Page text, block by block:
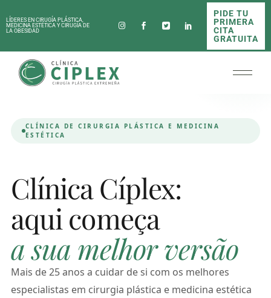
to
theLÍDERES EN CIRUGÍA PLÁSTICA,
MEDICINA ESTÉTICA Y CIRUGÍA DE
LA OBESIDAD
PIDE TU
PRIMERA
CITA
GRATUITA
CLÍNICA DE CIRURGIA PLÁSTICA E MEDICINA
ESTÉTICA
Clínica Cíplex:
aqui começa
a sua melhor versão
Mais de 25 anos a cuidar de si com os melhores
especialistas em cirurgia plástica e medicina estética